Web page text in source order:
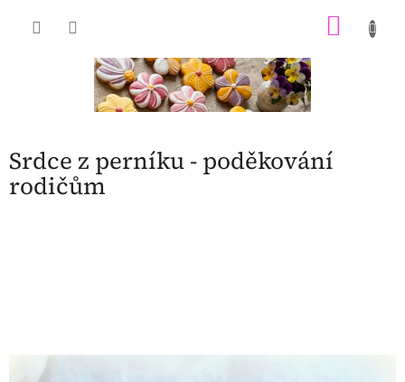
Srdce z perníku - poděkování
rodičům